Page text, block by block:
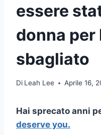
essere
donna per
sbagliato
Di Leah Lee Aprile 16,
Hai sprecato anni
deserve you.